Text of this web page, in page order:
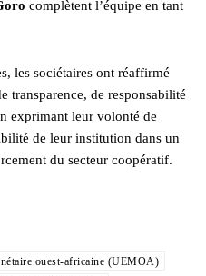
complètent l’équipe en tant
les sociétaires ont réaffirmé
transparence, de responsabilité
exprimant leur volonté de
de leur institution dans un
du secteur coopératif.
ouest-africaine (UEMOA)